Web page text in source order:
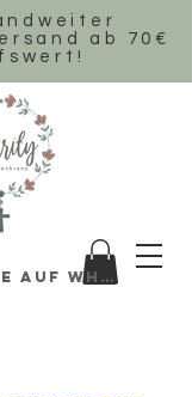
ab 70€
Chatte auf WhatsApp